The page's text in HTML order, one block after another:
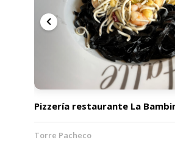
Pizzería restaurante La
Torre Pacheco